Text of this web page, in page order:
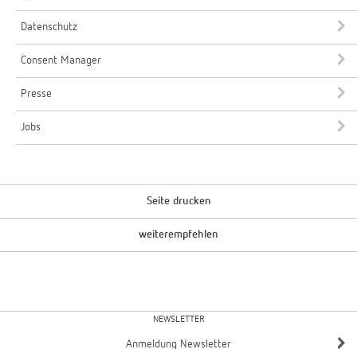
Datenschutz
Consent Manager
Presse
Jobs
Seite drucken
weiterempfehlen
NEWSLETTER
Anmeldung Newsletter